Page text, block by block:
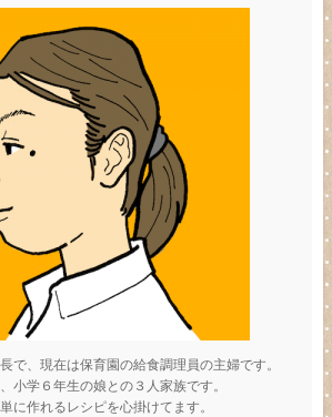
で、現在は保育園の給食調理員の主婦です。
小学６年生の娘との３人家族です。
に作れるレシピを心掛けてます。